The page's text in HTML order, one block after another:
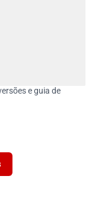
e guia de